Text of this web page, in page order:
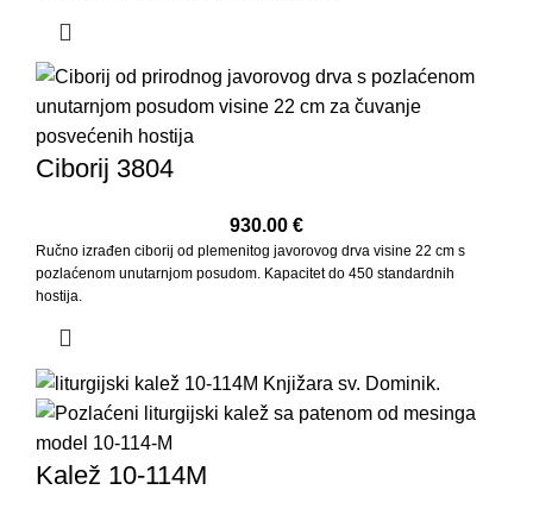
Ciborij 3804
930.00 €
Ručno izrađen ciborij od plemenitog javorovog drva visine 22 cm s
pozlaćenom unutarnjom posudom. Kapacitet do 450 standardnih
hostija.
Kalež 10-114M